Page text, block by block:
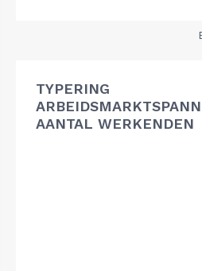
TYPERING
AANTAL WERKENDEN